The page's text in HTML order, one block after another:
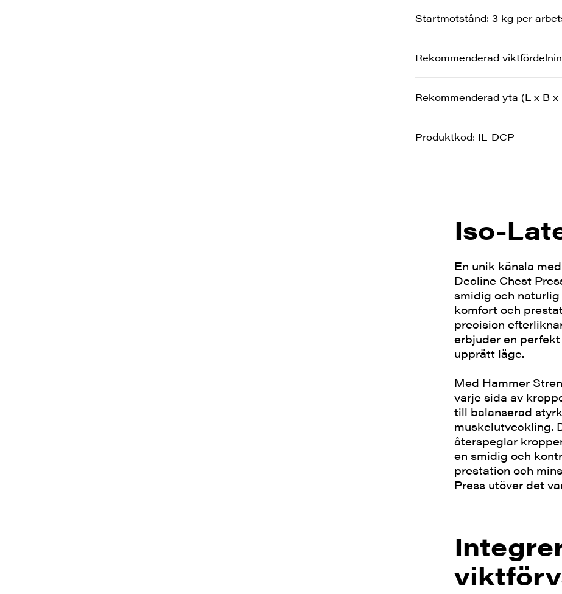
Startmotstånd: 3 kg per
Rekommenderad
Rekommenderad yta (L x B
Produktkod: IL-DCP
Iso-
En unik känsla
Decline Chest
smidig och
komfort och
precision
erbjuder en
upprätt läge.
Med Hammer
varje sida av
till balanserad
muskelutveckling.
återspeglar
en smidig och
prestation och
Press utöver det